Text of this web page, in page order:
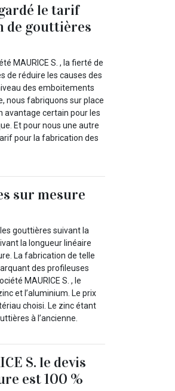
le tarif
de gouttières
MAURICE S. , la fierté de
de réduire les causes des
des emboitements
nous fabriquons sur place
avantage certain pour les
Et pour nous une autre
pour la fabrication des
sur mesure
gouttières suivant la
la longueur linéaire
La fabrication de telle
des profileuses
MAURICE S. , le
et l’aluminium. Le prix
choisi. Le zinc étant
à l’ancienne.
S. le devis
est 100 %